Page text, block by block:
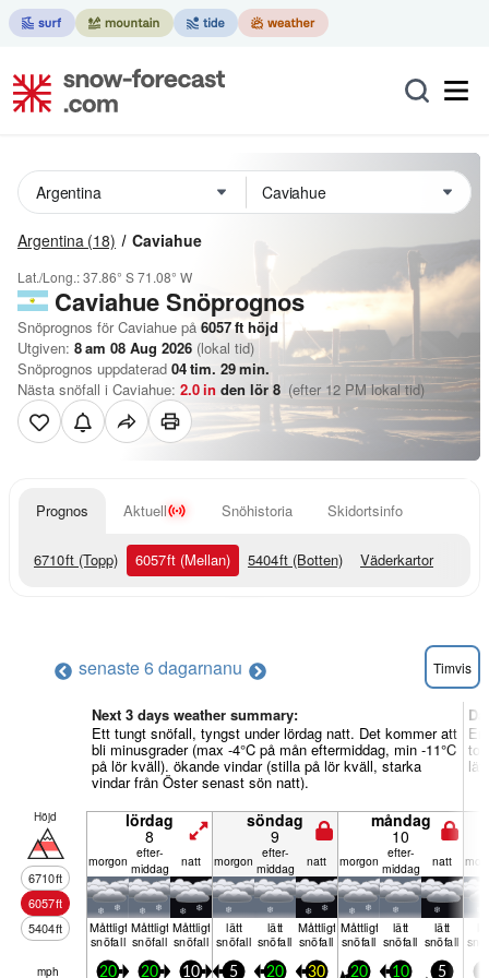
Argentina (18) Caviahue
Lat./Long.:37.86° S71.08° W
CaviahueSnöprognos
Snöprognos för Caviahue på 6057ft höjd
Utgiven: 8 am 08 Aug 2026 (lokal tid)
Snöprognos uppdaterad 04tim. 29min.
Nästa snöfall i Caviahue: 2.0in den lör 8 (efter 12 PM lokal tid)
Prognos Aktuell Snöhistoria Skidortsinfo
6710ft (Topp) 6057ft (Mellan) 5404ft (Botten) Väderkartor
senaste 6 dagarnanu Timvis
Next 3 days weather summary:
Ett tungt snöfall, tyngst under lördag natt. Det kommer att
bli minusgrader (max -4°C på mån eftermiddag, min -11°C
på lör kväll). ökande vindar (stilla på lör kväll, starka
vindar från Öster senast sön natt).
Höjd
6710ft
6057ft
5404ft
lördag
8
söndag
9
måndag
10
mor­gon efter­
middag
natt mor­gon efter­
middag
natt mor­gon efter­
middag
natt
Måttligt
snöfall
Måttligt
snöfall
Måttligt
snöfall
lätt
snöfall
lätt
snöfall
Måttligt
snöfall
Måttligt
snöfall
lätt
snöfall
lätt
snöfall
mph 20 20 10 5 20 30 20 10 5